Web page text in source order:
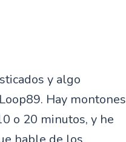
y algo
Hay montones
o 20 minutos, y he